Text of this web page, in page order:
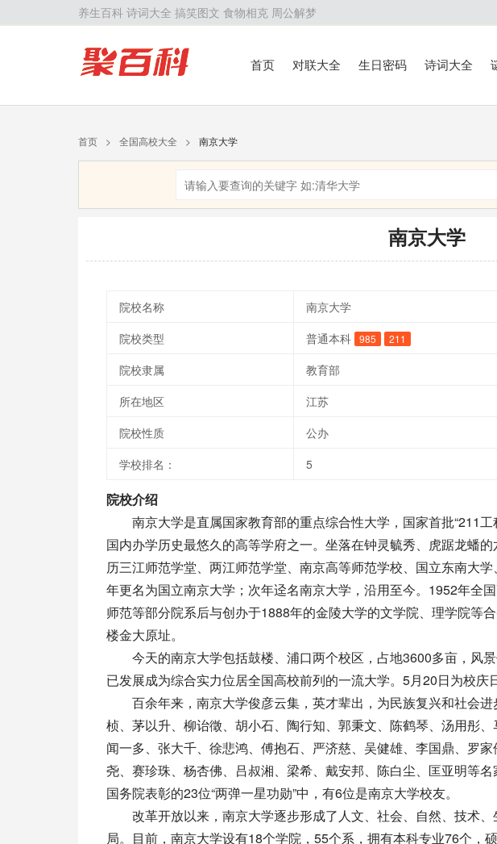
养生百科 诗词大全 搞笑图文 食物相克 周公解梦
首页 对联大全 生日密码 诗词大全
首页 > 全国高校大全 > 南京大学
南京大学
院校名称
南京大学
院校类型
普通本科 985 211
院校隶属
教育部
所在地区
江苏
院校性质
公办
学校排名：
5
院校介绍
南京大学是直属国家教育部的重点综合性大学，国家首批“211工
国内办学历史最悠久的高等学府之一。坐落在钟灵毓秀、虎踞龙蟠
历三江师范学堂、两江师范学堂、南京高等师范学校、国立东南大
年更名为国立南京大学；次年迳名南京大学，沿用至今。1952年全
师范等部分院系后与创办于1888年的金陵大学的文学院、理学院等
楼金大原址。
今天的南京大学包括鼓楼、浦口两个校区，占地3600多亩，风景
已发展成为综合实力位居全国高校前列的一流大学。5月20日为校庆
百余年来，南京大学俊彦云集，英才辈出，为民族复兴和社会进
桢、茅以升、柳诒徵、胡小石、陶行知、郭秉文、陈鹤琴、汤用彤、
闻一多、张大千、徐悲鸿、傅抱石、严济慈、吴健雄、李国鼎、罗
尧、赛珍珠、杨杏佛、吕叔湘、梁希、戴安邦、陈白尘、匡亚明等名
国务院表彰的23位“两弹一星功勋”中，有6位是南京大学校友。
改革开放以来，南京大学逐步形成了人文、社会、自然、技术、
局。目前，南京大学设有18个学院，55个系，拥有本科专业76个，